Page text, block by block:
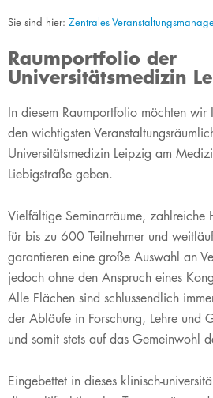
Sie sind hier: Zentrales
Raumportfolio der
Universitätsmedizin
In diesem Raumportfolio möchten
den wichtigsten
Universitätsmedizin Leipzig am
Liebigstraße geben.
Vielfältige Seminarräume, zahlreiche
für bis zu 600 Teilnehmer und
garantieren eine große Auswahl an
jedoch ohne den Anspruch eines
Alle Flächen sind schlussendlich
der Abläufe in Forschung, Lehre und
und somit stets auf das Gemeinwohl
Eingebettet in dieses klinisch-